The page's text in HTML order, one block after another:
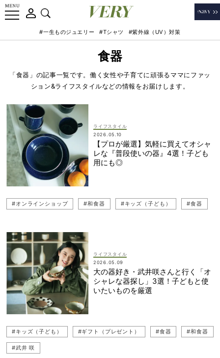
#一生ものジュエリー #Tシャツ #紫外線（UV）対策
食器
「食器」の記事一覧です。働く女性や子育てに頑張るママにファッ
ション&ライフスタイルなどの情報をお届けします。
ライフスタイル
2026.05.10
【プロが厳選】気軽に買えてオシャ
レな『普段使いの器』4選！子ども
用にも◎
#オンラインショップ #和食器 #キッズ（子ども） #食器
ライフスタイル
2026.05.09
大の器好き・武井咲さんと行く「オ
シャレな器探し」3選！子どもと使
いたいものを厳選
#キッズ（子ども） #ギフト（プレゼント） #食器 #和食器
#武井 咲